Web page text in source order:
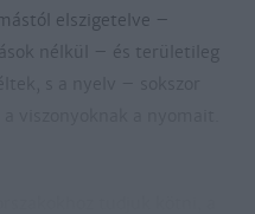
elszigetelve –
nélkül – és területileg